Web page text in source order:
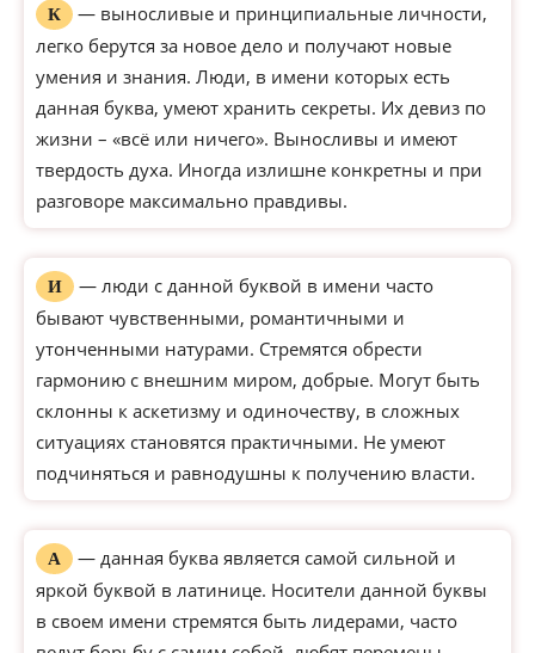
К
— выносливые и принципиальные личности,
легко берутся за новое дело и получают новые
умения и знания. Люди, в имени которых есть
данная буква, умеют хранить секреты. Их девиз по
жизни – «всё или ничего». Выносливы и имеют
твердость духа. Иногда излишне конкретны и при
разговоре максимально правдивы.
И
— люди с данной буквой в имени часто
бывают чувственными, романтичными и
утонченными натурами. Стремятся обрести
гармонию с внешним миром, добрые. Могут быть
склонны к аскетизму и одиночеству, в сложных
ситуациях становятся практичными. Не умеют
подчиняться и равнодушны к получению власти.
А
— данная буква является самой сильной и
яркой буквой в латинице. Носители данной буквы
в своем имени стремятся быть лидерами, часто